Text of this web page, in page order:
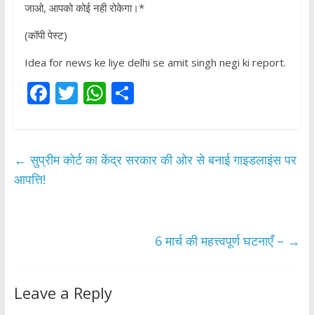
जाओ, आपको कोई नही रोकेगा।*
(कॉपी पेस्ट)
Idea for news ke liye delhi se amit singh negi ki report.
F
b
T
er
W
s
S
e
← सुप्रीम कोर्ट का केंद्र सरकार की ओर से बनाई गाइडलाइंस पर
आपत्ति!
6 मार्च की महत्त्वपूर्ण घटनाएँ – →
Leave a Reply